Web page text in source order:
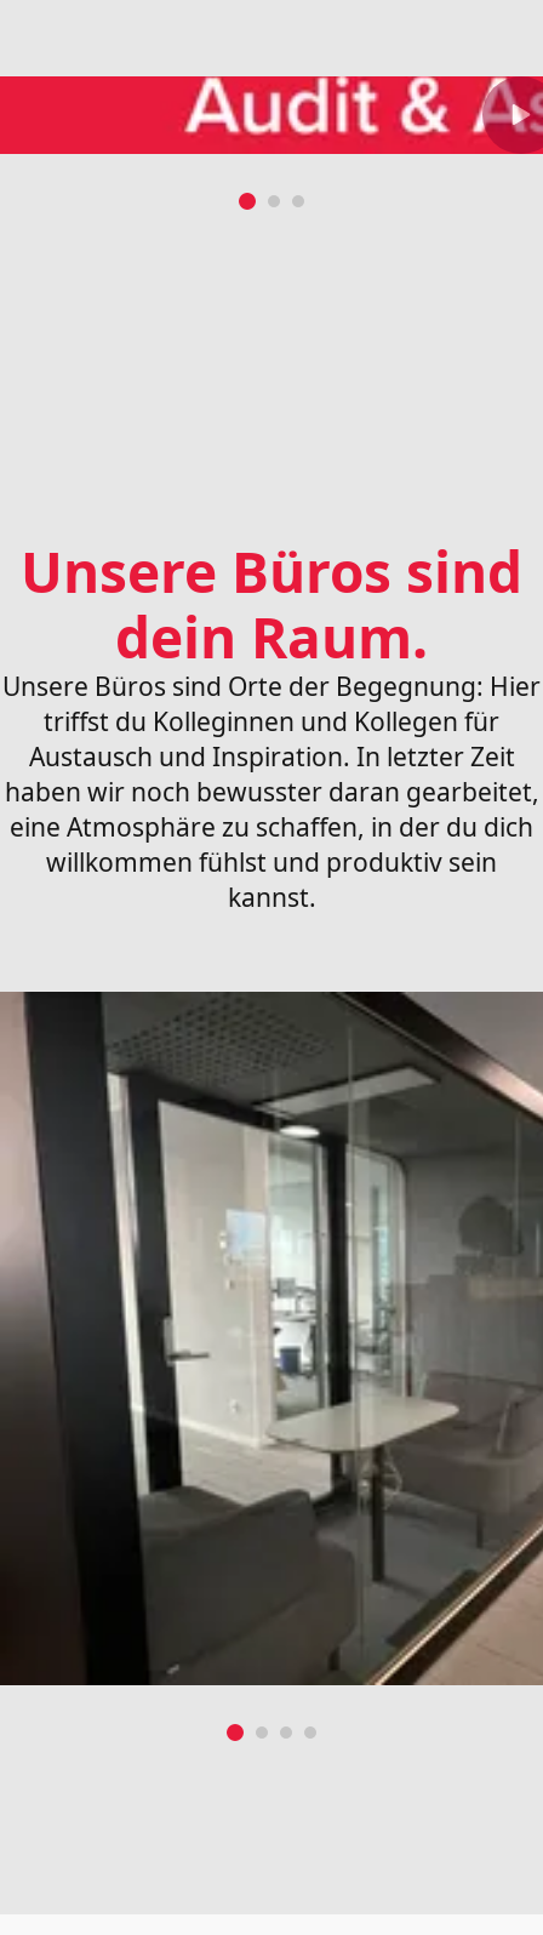
Unsere Büros sind
dein Raum.
Unsere Büros sind Orte der Begegnung: Hier
triffst du Kolleginnen und Kollegen für
Austausch und Inspiration. In letzter Zeit
haben wir noch bewusster daran gearbeitet,
eine Atmosphäre zu schaffen, in der du dich
willkommen fühlst und produktiv sein
kannst.